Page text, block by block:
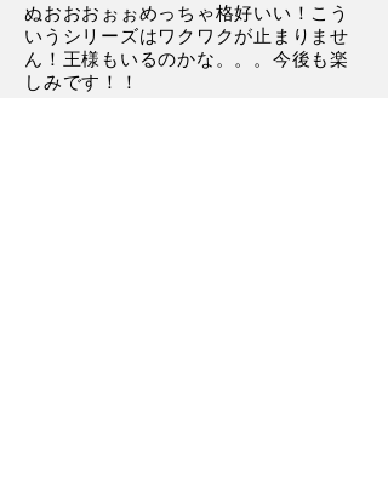
ぬおおおぉぉめっちゃ格好いい！こう
いうシリーズはワクワクが止まりませ
ん！王様もいるのかな。。。今後も楽
しみです！！